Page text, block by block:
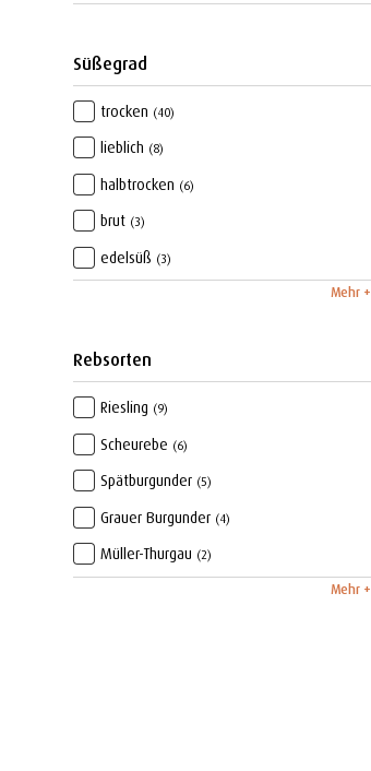
Süßegrad
trocken (40)
lieblich (8)
halbtrocken (6)
brut (3)
edelsüß (3)
Mehr +
Rebsorten
Riesling (9)
Scheurebe (6)
Spätburgunder (5)
Grauer Burgunder (4)
Müller-Thurgau (2)
Mehr +